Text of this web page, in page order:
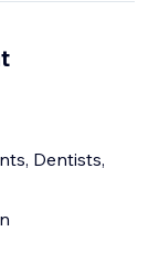
Dentists,